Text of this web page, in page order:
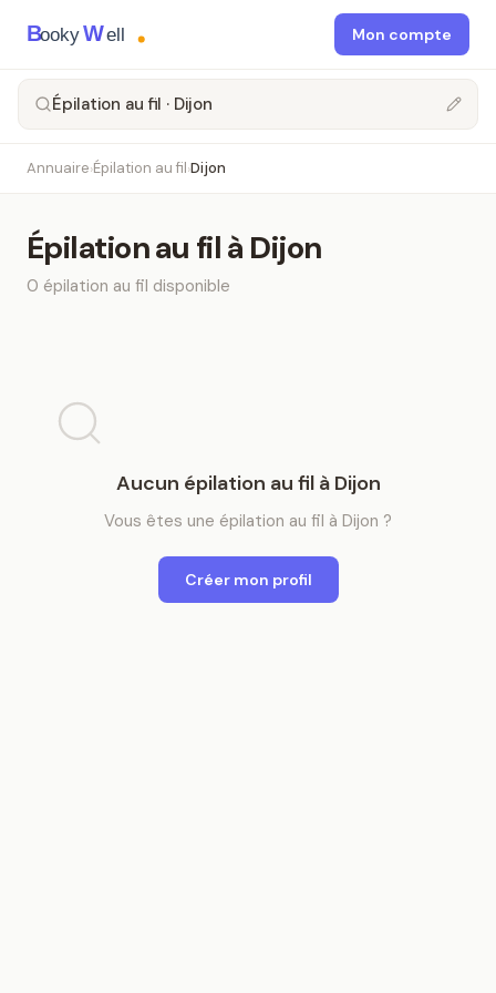
BookyWell Mon compte
Épilation au fil · Dijon
Annuaire›Épilation au fil›Dijon
Épilation au filà Dijon
0 épilation au fil disponible
Aucun épilation au filà Dijon
Vous êtes une épilation au fil à Dijon ?
Créer mon profil